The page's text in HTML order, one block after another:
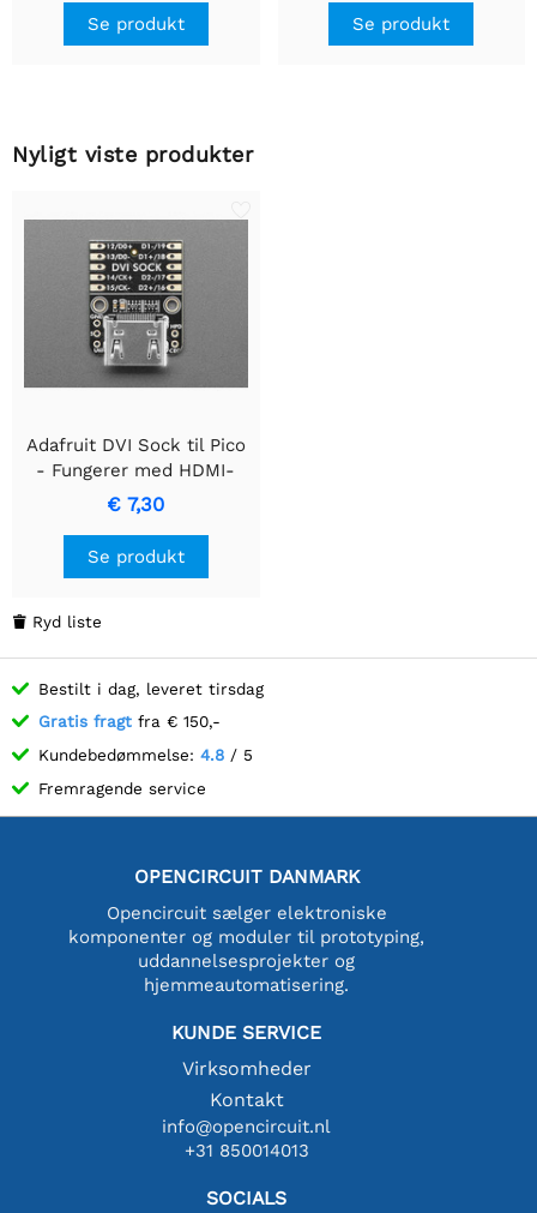
Se produkt Se produkt
Nyligt viste produkter
Adafruit DVI Sock til Pico
- Fungerer med HDMI-
skærme
€ 7,30
Se produkt
 Ryd liste
Bestilt i dag, leveret tirsdag
Gratis fragt fra € 150,-
Kundebedømmelse: 4.8 / 5
Fremragende service
OPENCIRCUIT DANMARK
Opencircuit sælger elektroniske
komponenter og moduler til prototyping,
uddannelsesprojekter og
hjemmeautomatisering.
KUNDE SERVICE
Virksomheder
Kontakt
info@opencircuit.nl
+31 850014013
SOCIALS